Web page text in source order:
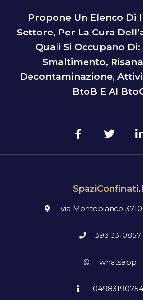
Propone Un Elenco Di
Settore, Per La Cura
Quali Si Occupano
Smaltimento,
Decontaminazione,
BtoB E Al
via Montebianco
393 3310857
whatsapp
04983190754